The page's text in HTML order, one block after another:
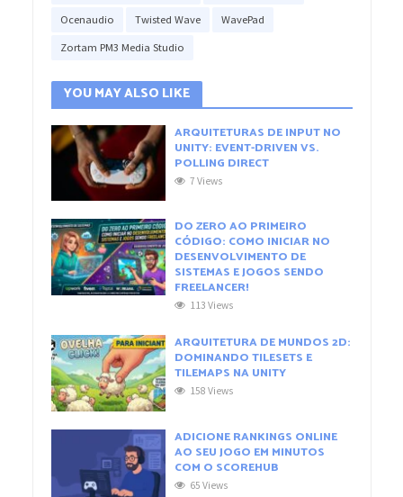
Ocenaudio Twisted Wave WavePad
Zortam PM3 Media Studio
YOU MAY ALSO LIKE
ARQUITETURAS DE INPUT NO
UNITY: EVENT-DRIVEN VS.
POLLING DIRECT
7 Views
DO ZERO AO PRIMEIRO
CÓDIGO: COMO INICIAR NO
DESENVOLVIMENTO DE
SISTEMAS E JOGOS SENDO
FREELANCER!
113 Views
ARQUITETURA DE MUNDOS 2D:
DOMINANDO TILESETS E
TILEMAPS NA UNITY
158 Views
ADICIONE RANKINGS ONLINE
AO SEU JOGO EM MINUTOS
COM O SCOREHUB
65 Views